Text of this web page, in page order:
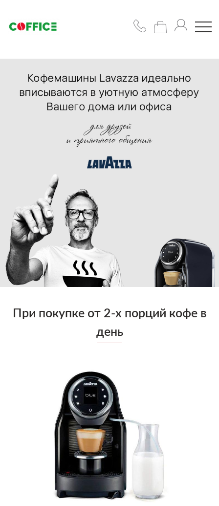
При покупке от 2-х порций кофе в
день
Кавомашини
Кава
Горнятка/
цукор/
Підібрати
рішення
Блог
Умови